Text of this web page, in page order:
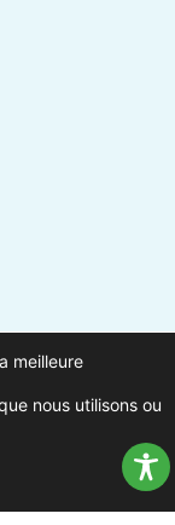
meilleure
nous utilisons ou